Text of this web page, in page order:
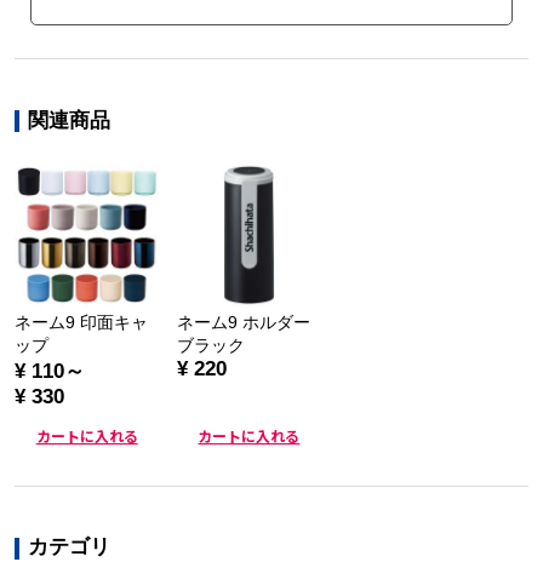
関連商品
ネーム9 印面キャ
ップ
¥ 110～
¥ 330
カートに入れる
ネーム9 ホルダー
ブラック
¥ 220
カートに入れる
カテゴリ